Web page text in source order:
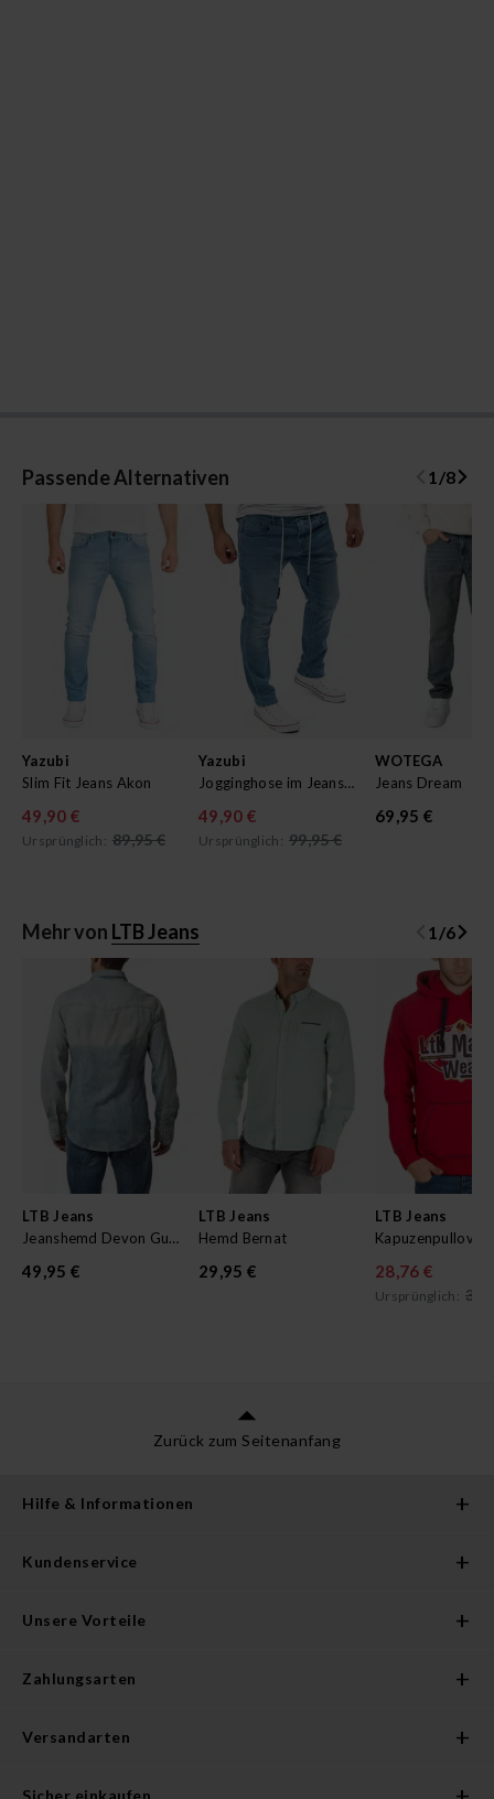
Passende Alternativen 1/8
Yazubi
Slim Fit Jeans Akon
49,90 €
Ursprünglich: 89,95 €
Yazubi
Jogginghose im Jeans-Look Erik
49,90 €
Ursprünglich: 99,95 €
WOTEGA
Jeans Dream
69,95 €
Mehr von LTB Jeans 1 /6
LTB Jeans
Jeanshemd Devon Guido
49,95 €
LTB Jeans
Hemd Bernat
29,95 €
LTB Jeans
28,76 €
Ursprünglich:
Zurück zum Seitenanfang
Hilfe & Informationen
Kundenservice
Unsere Vorteile
Zahlungsarten
Versandarten
Sicher einkaufen